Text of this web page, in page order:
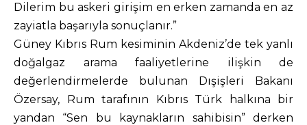
Dilerim bu askeri girişim en erken zamanda en az
zayiatla başarıyla sonuçlanır.”
Güney Kıbrıs Rum kesiminin Akdeniz’de tek yanlı
doğalgaz arama faaliyetlerine ilişkin de
değerlendirmelerde bulunan Dışişleri Bakanı
Özersay, Rum tarafının Kıbrıs Türk halkına bir
yandan “Sen bu kaynakların sahibisin” derken